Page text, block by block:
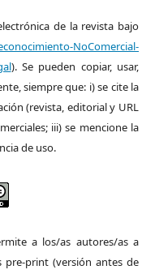
de la revista bajo
NoComercial-
). Se pueden copiar, usar,
siempre que: i) se cite la
(revista, editorial y URL
iii) se mencione la
de uso.
a los/as autores/as a
pre-print (versión antes de